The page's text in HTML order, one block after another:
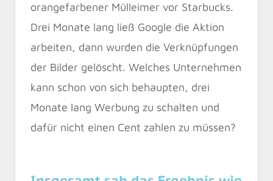
orangefarbener Mülleimer vor Starbucks.
Drei Monate lang ließ Google die Aktion
arbeiten, dann wurden die Verknüpfungen
der Bilder gelöscht. Welches Unternehmen
kann schon von sich behaupten, drei
Monate lang Werbung zu schalten und
dafür nicht einen Cent zahlen zu müssen?